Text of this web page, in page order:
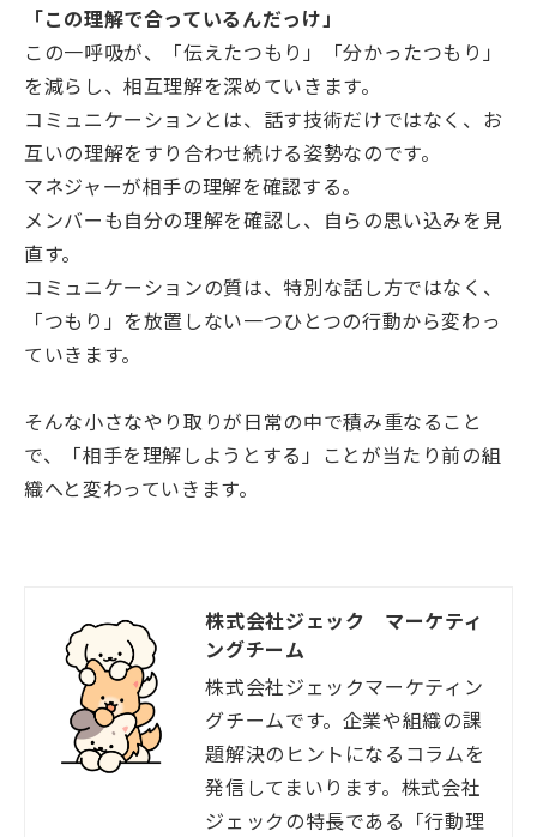
「この理解で合っているんだっけ」
この一呼吸が、「伝えたつもり」「分かったつもり」
を減らし、相互理解を深めていきます。
コミュニケーションとは、話す技術だけではなく、お
互いの理解をすり合わせ続ける姿勢なのです。
マネジャーが相手の理解を確認する。
メンバーも自分の理解を確認し、自らの思い込みを見
直す。
コミュニケーションの質は、特別な話し方ではなく、
「つもり」を放置しない一つひとつの行動から変わっ
ていきます。
そんな小さなやり取りが日常の中で積み重なること
で、「相手を理解しようとする」ことが当たり前の組
織へと変わっていきます。
株式会社ジェック マーケティ
ングチーム
株式会社ジェックマーケティン
グチームです。企業や組織の課
題解決のヒントになるコラムを
発信してまいります。株式会社
ジェックの特長である「行動理